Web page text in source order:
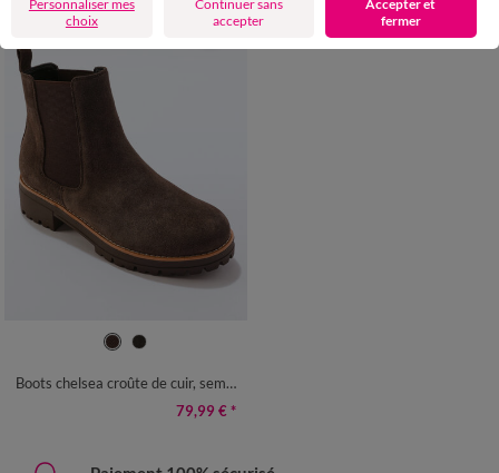
38 39
Boots chelsea croûte de cuir, semelle crantée épaisse
79,99 € *
Personnaliser mes
choix
Continuer sans
accepter
Accepter et
fermer